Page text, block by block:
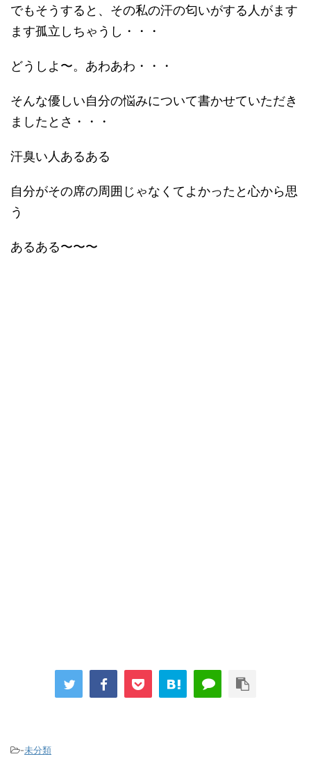
でもそうすると、その私の汗の匂いがする人がます
ます孤立しちゃうし・・・
どうしよ〜。あわあわ・・・
そんな優しい自分の悩みについて書かせていただき
ましたとさ・・・
汗臭い人あるある
自分がその席の周囲じゃなくてよかったと心から思
う
あるある〜〜〜
-未分類